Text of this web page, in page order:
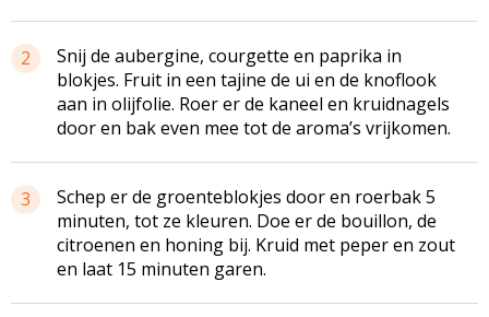
2
Snij de aubergine, courgette en paprika in
blokjes. Fruit in een tajine de ui en de knoflook
aan in olijfolie. Roer er de kaneel en kruidnagels
door en bak even mee tot de aroma’s vrijkomen.
3
Schep er de groenteblokjes door en roerbak 5
minuten, tot ze kleuren. Doe er de bouillon, de
citroenen en honing bij. Kruid met peper en zout
en laat 15 minuten garen.